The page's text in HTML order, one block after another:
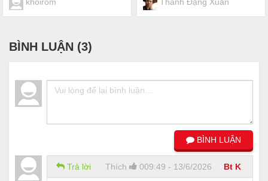
khoirom Thành Đặng Xuân
BÌNH LUẬN (3)
BÌNH LUẬN
Bt K
Trả lời Thích 009:49 - 13/6/2026